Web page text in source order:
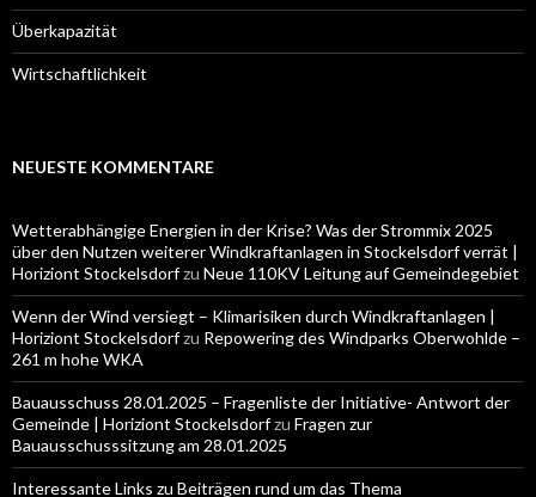
Überkapazität
Wirtschaftlichkeit
NEUESTE KOMMENTARE
Wetterabhängige Energien in der Krise? Was der Strommix 2025
über den Nutzen weiterer Windkraftanlagen in Stockelsdorf verrät |
Horiziont Stockelsdorfzu Neue 110KV Leitung auf Gemeindegebiet
Wenn der Wind versiegt – Klimarisiken durch Windkraftanlagen |
Horiziont Stockelsdorfzu Repowering des Windparks Oberwohlde –
261 m hohe WKA
Bauausschuss 28.01.2025 – Fragenliste der Initiative- Antwort der
Gemeinde | Horiziont Stockelsdorfzu Fragen zur
Bauausschusssitzung am 28.01.2025
Interessante Links zu Beiträgen rund um das Thema